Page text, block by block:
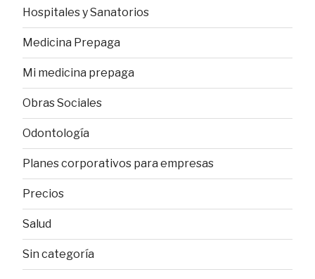
Hospitales y Sanatorios
Medicina Prepaga
Mi medicina prepaga
Obras Sociales
Odontología
Planes corporativos para empresas
Precios
Salud
Sin categoría